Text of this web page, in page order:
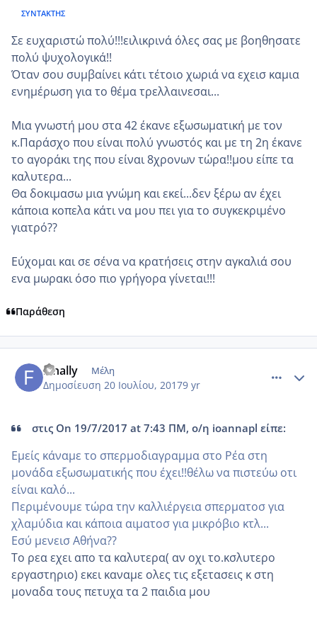
ΣΥΝΤΆΚΤΗΣ
Σε ευχαριστώ πολύ!!!ειλικρινά όλες σας με βοηθησατε
πολύ ψυχολογικά!!
Όταν σου συμβαίνει κάτι τέτοιο χωριά να εχεισ καμια
ενημέρωση για το θέμα τρελλαινεσαι...
Μια γνωστή μου στα 42 έκανε εξωσωματική με τον
κ.Παράσχο που είναι πολύ γνωστός και με τη 2η έκανε
το αγοράκι της που είναι 8χρονων τώρα!!μου είπε τα
καλυτερα...
Θα δοκιμασω μια γνώμη και εκεί...δεν ξέρω αν έχει
κάποια κοπελα κάτι να μου πει για το συγκεκριμένο
γιατρό??
Εύχομαι και σε σένα να κρατήσεις στην αγκαλιά σου
ενα μωρακι όσο πιο γρήγορα γίνεται!!!
Παράθεση
Finally Μέλη
Δημοσίευση 20 Ιουλίου, 20179 yr
στις On 19/7/2017 at 7:43 ΠΜ, ο/η ioannapl είπε:
Εμείς κάναμε το σπερμοδιαγραμμα στο Ρέα στη
μονάδα εξωσωματικής που έχει!!θέλω να πιστεύω οτι
είναι καλό...
Περιμένουμε τώρα την καλλιέργεια σπερματοσ για
χλαμύδια και κάποια αιματοσ για μικρόβιο κτλ...
Εσύ μενεισ Αθήνα??
Tο ρεα εχει απο τα καλυτερα( αν οχι το.κσλυτερο
εργαστηριο) εκει καναμε ολες τις εξετασεις κ στη
μοναδα τους πετυχα τα 2 παιδια μου